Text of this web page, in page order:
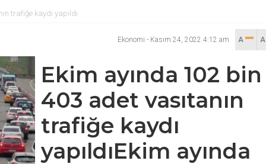
trafiğe kaydı yapıldı
Ekonomi - Kasım 24, 2022 4:12 am A
Ekim ayında 102 bin
403 adet vasıtanın
trafiğe kaydı
yapıldıEkim ayında